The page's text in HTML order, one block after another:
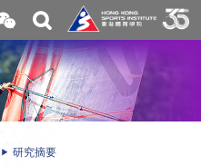
合
微
關
搜
尋
研究摘要